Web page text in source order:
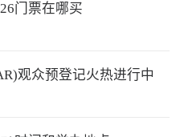
门票在哪买
观众预登记火热进行中